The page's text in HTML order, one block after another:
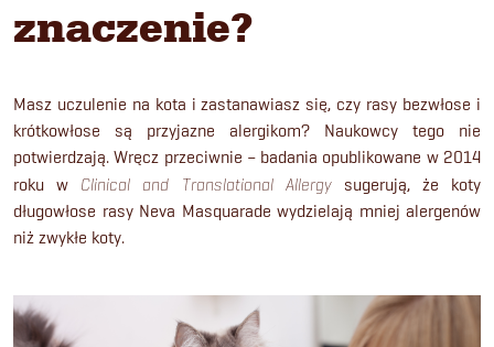
znaczenie?
Masz uczulenie na kota i zastanawiasz się, czy rasy bezwłose i
krótkowłose są przyjazne alergikom? Naukowcy tego nie
potwierdzają. Wręcz przeciwnie – badania opublikowane w 2014
roku w
Clinical and Translational Allergy
sugerują, że koty
długowłose rasy Neva Masquarade wydzielają mniej alergenów
niż zwykłe koty.